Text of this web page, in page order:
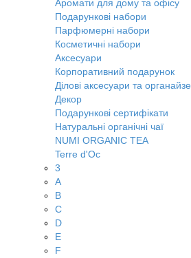
Аромати для дому та офісу
Подарункові набори
Парфюмерні набори
Косметичні набори
Аксесуари
Корпоративний подарунок
Ділові аксесуари та
Декор
Подарункові сертифікати
Натуральні органічні чаї
NUMI ORGANIC TEA
Terre d'Oc
3
A
B
C
D
E
F